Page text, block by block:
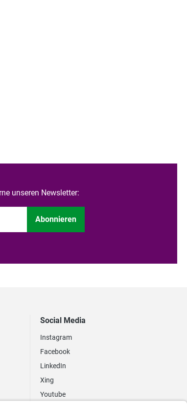
unseren Newsletter:
Abonnieren
Social Media
Instagram
Facebook
LinkedIn
Xing
Youtube